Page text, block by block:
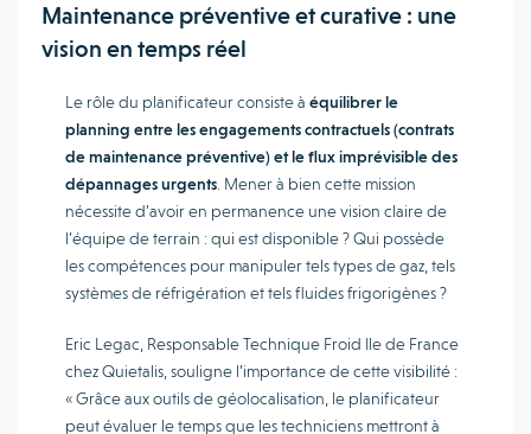
Maintenance préventive et curative : une
vision en temps réel
Le rôle du planificateur consiste à équilibrer le
planning entre les engagements contractuels (contrats
de maintenance préventive) et le flux imprévisible des
dépannages urgents . Mener à bien cette mission
nécessite d’avoir en permanence une vision claire de
l’équipe de terrain : qui est disponible ? Qui possède
les compétences pour manipuler tels types de gaz, tels
systèmes de réfrigération et tels fluides frigorigènes ?
Eric Legac, Responsable Technique Froid Ile de France
chez Quietalis, souligne l’importance de cette visibilité :
« Grâce aux outils de géolocalisation, le planificateur
peut évaluer le temps que les techniciens mettront à